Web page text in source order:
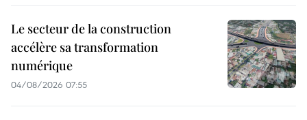
Le secteur de la construction
accélère sa transformation
numérique
04/08/2026 07:55